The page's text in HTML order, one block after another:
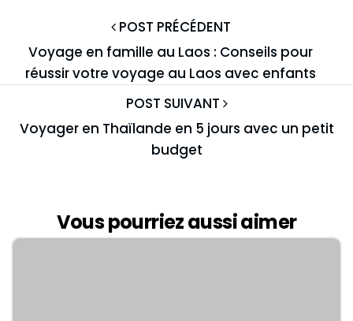
POST PRÉCÉDENT
Voyage en famille au Laos : Conseils pour
réussir votre voyage au Laos avec enfants
POST SUIVANT
Voyager en Thaïlande en 5 jours avec un petit
budget
Vous pourriez aussi aimer